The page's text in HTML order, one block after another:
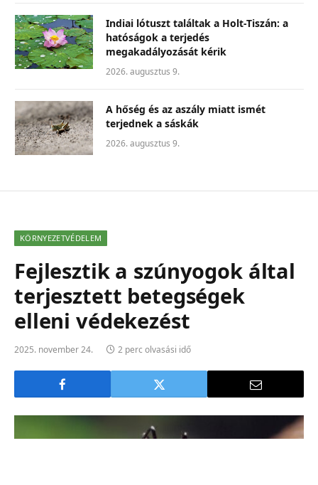
Indiai lótuszt találtak a Holt-Tiszán: a
hatóságok a terjedés
megakadályozását kérik
2026. augusztus 9.
A hőség és az aszály miatt ismét
terjednek a sáskák
2026. augusztus 9.
KÖRNYEZETVÉDELEM
Fejlesztik a szúnyogok által
terjesztett betegségek
elleni védekezést
2025. november 24. 2 perc olvasási idő